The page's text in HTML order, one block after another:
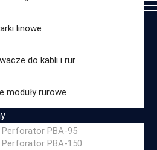
linowe
do kabli i rur
moduły rurowe
Perforator PBA-95
PBA-150